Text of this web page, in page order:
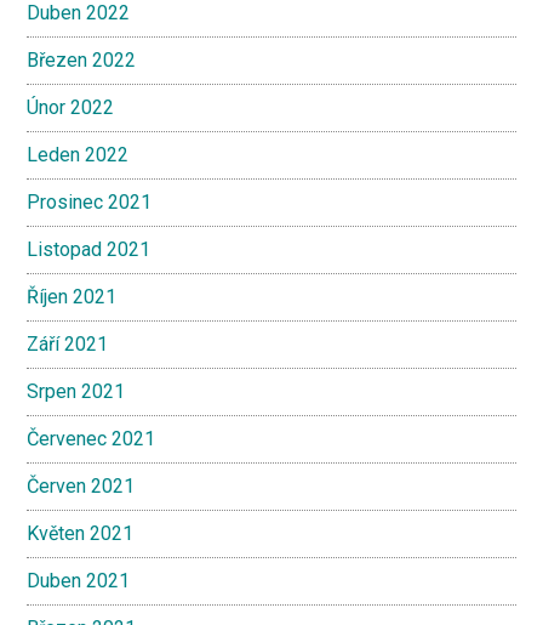
Duben 2022
Březen 2022
Únor 2022
Leden 2022
Prosinec 2021
Listopad 2021
Říjen 2021
Září 2021
Srpen 2021
Červenec 2021
Červen 2021
Květen 2021
Duben 2021